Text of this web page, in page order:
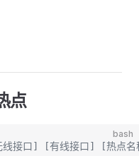
点
bash
接口] [有线接口] [热点